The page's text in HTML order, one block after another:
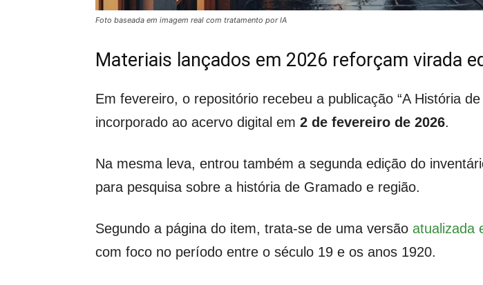
Foto baseada em imagem real com tratamento por IA
Materiais lançados em 2026 reforçam virada
Em fevereiro, o repositório recebeu a publicação “A História
incorporado ao acervo digital em 2 de fevereiro de 2026.
Na mesma leva, entrou também a segunda edição do
para pesquisa sobre a história de Gramado e região.
Segundo a página do item, trata-se de uma versão atualizada
com foco no período entre o século 19 e os anos 1920.